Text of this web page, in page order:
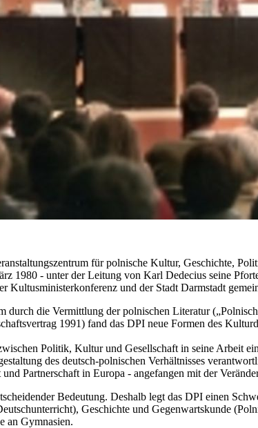
für polnische Kultur, Geschichte,
1980 - unter der Leitung von Karl Dedecius seine
und der Stadt Darmstadt
die Vermittlung der polnischen Literatur
1991) fand das DPI neue Formen des
Politik, Kultur und Gesellschaft in seine Arbeit
des deutsch-polnischen Verhältnisses
Partnerschaft in Europa - angefangen mit der
Bedeutung. Deshalb legt das DPI einen
Geschichte und Gegenwartskunde
an Gymnasien.